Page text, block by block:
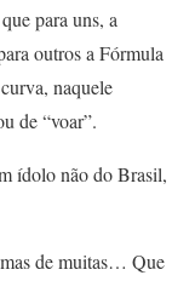
para uns, a
outros a Fórmula
naquele
de “voar”.
ídolo não do Brasil,
de muitas… Que